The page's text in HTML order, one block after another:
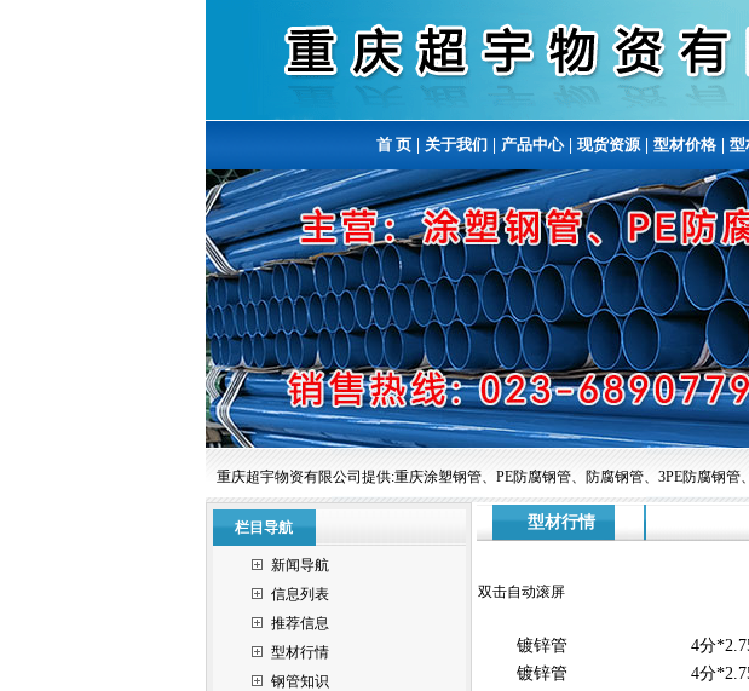
首 页 关于我们 产品中心| 现货资源| 型材价格 型
重庆超宇物资有限公司提供:重庆涂塑钢管、PE防腐钢管、防腐钢管、3PE防腐钢管
栏目导航
新闻导航
信息列表
推荐信息
型材行情
钢管知识
型材行情
双击自动滚屏
镀锌管 4分
镀锌管
4分